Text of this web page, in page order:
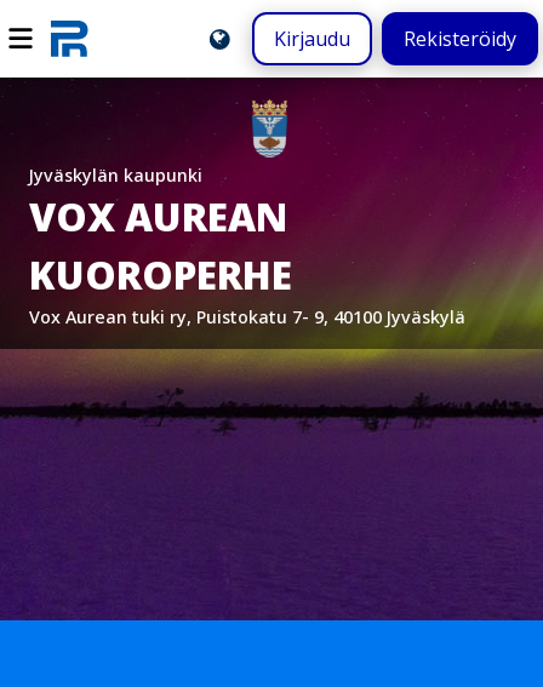
Kirjaudu Rekisteröidy
Jyväskylän kaupunki
VOX AUREAN
KUOROPERHE
Vox Aurean tuki ry, Puistokatu 7- 9, 40100 Jyväskylä